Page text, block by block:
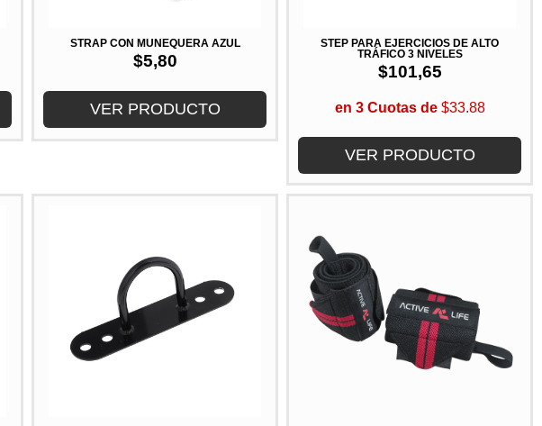
STRAP CON MUÑEQUERA AZUL
$5,80
VER PRODUCTO
STEP PARA EJERCICIOS DE ALTO
TRÁFICO 3 NIVELES
$101,65
en 3 Cuotas de$33.88
VER PRODUCTO